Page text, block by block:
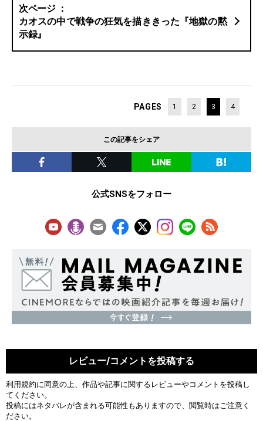
カオスの中で戦争の狂気を描ききった『地獄の黙
示録』
PAGES 1 2 3 4
この記事をシェア
公式SNSをフォロー
レビュー/コメントを投稿する
利用規約に同意の上、作品や記事に関するレビューやコメントを投稿し
てください。
投稿にはネタバレが含まれる可能性もありますので、閲覧時はご注意く
ださい。